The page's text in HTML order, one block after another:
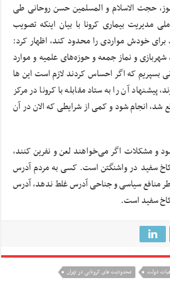
حجت الاسلام و المسلمین حسن روحانی طی
مدیریت بیماری کرونا با بیان اینکه تصویب‌
برای خودش مواردی را محدود کند، اظهار کرد:
شهربازی و نماز جمعه و حوزه‌های علمیه و موارد
بسپریم که اگر احساس کردند لازم است این ها
پیشنهاد آن را به ستاد مقابله با کرونا در مرکز
شد، انجام شود و کمی از شرایطی که الان در آن
و مشکلات اگر می‌خواهند لعن و نفرین کنند،
سفید در واشنگتن است. کسی به مردم آدرس
منافع سیاسی و جناحی آدرس غلط ندهد، آدرس
سفید است.
دولت محدودیت های کرونایی در تهران